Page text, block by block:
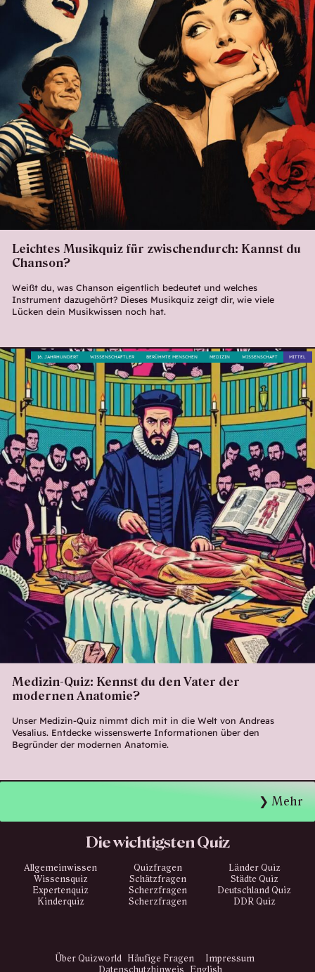
Leichtes Musikquiz für zwischendurch: Kannst du
Chanson?
Weißt du, was Chanson eigentlich bedeutet und welches
Instrument dazugehört? Dieses Musikquiz zeigt dir, wie viele
Lücken dein Musikwissen noch hat.
Medizin-Quiz: Kennst du den Vater der
modernen Anatomie?
Unser Medizin-Quiz nimmt dich mit in die Welt von Andreas
Vesalius. Entdecke wissenswerte Informationen über den
Begründer der modernen Anatomie.
MITTEL
WISSENSCHAFT
MEDIZIN
BERÜHMTE MENSCHEN
WISSENSCHAFTLER
16. JAHRHUNDERT
Mehr
Die wichtigsten Quiz
Allgemeinwissen Quizfragen
Länder Quiz
Wissensquiz
Schätzfragen
Städte Quiz
Expertenquiz
Scherzfragen
Deutschland Quiz
Kinderquiz
Scherzfragen DDR Quiz
Über Quizworld Häufige Fragen
Impressum
Datenschutzhinweis
English